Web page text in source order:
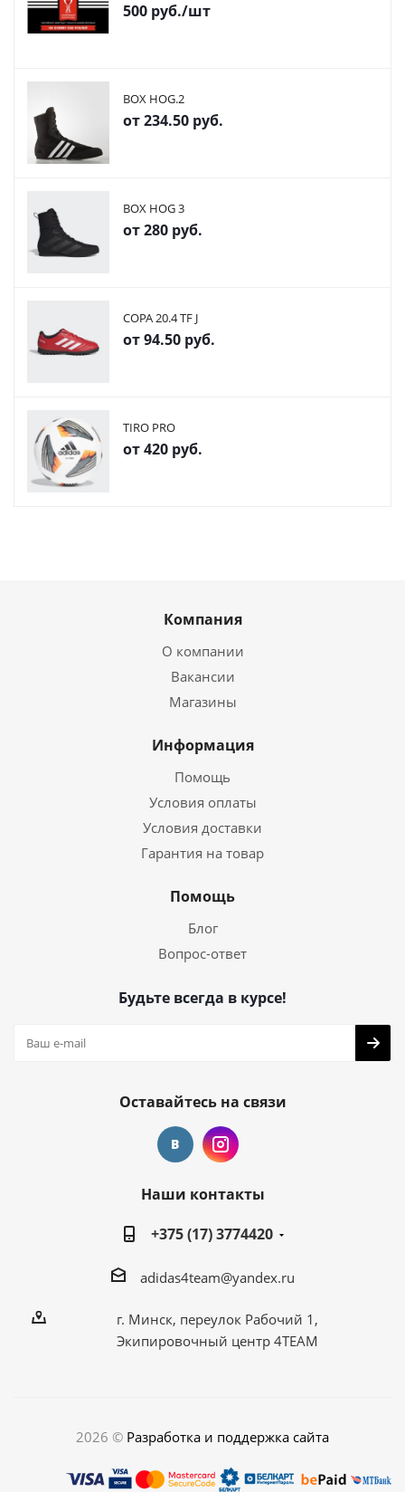
500 руб./шт
BOX HOG.2
от234.50 руб.
BOX HOG 3
от280 руб.
COPA 20.4 TF J
от94.50 руб.
TIRO PRO
от420 руб.
Компания
О компании
Вакансии
Магазины
Информация
Помощь
Условия оплаты
Условия доставки
Гарантия на товар
Помощь
Блог
Вопрос-ответ
Будьте всегда в курсе!
Оставайтесь на связи
Наши контакты
+375 (17) 3774420
adidas4team@yandex.ru
г. Минск, переулок Рабочий 1,
Экипировочный центр 4TEAM
2026 © Разработка и поддержка сайта